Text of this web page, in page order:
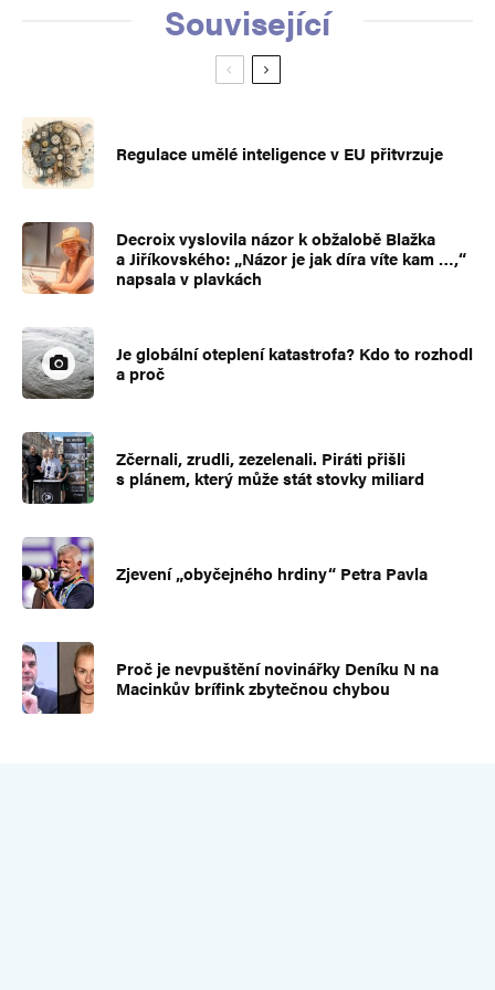
Související
Regulace umělé inteligence v EU přitvrzuje
Decroix vyslovila názor k obžalobě Blažka
a Jiříkovského: „Názor je jak díra víte kam …,“
napsala v plavkách
Je globální oteplení katastrofa? Kdo to rozhodl
a proč
Zčernali, zrudli, zezelenali. Piráti přišli
s plánem, který může stát stovky miliard
Zjevení „obyčejného hrdiny“ Petra Pavla
Proč je nevpuštění novinářky Deníku N na
Macinkův brífink zbytečnou chybou